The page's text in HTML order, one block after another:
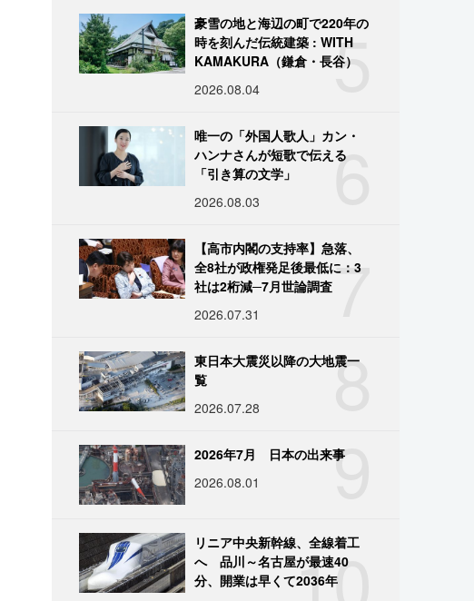
5
豪雪の地と海辺の町で220年の
時を刻んだ伝統建築 : WITH
KAMAKURA（鎌倉・長谷）
2026.08.04
6
唯一の「外国人歌人」カン・
ハンナさんが短歌で伝える
「引き算の文学」
2026.08.03
7
【高市内閣の支持率】急落、
全8社が政権発足後最低に：3
社は2桁減─7月世論調査
2026.07.31
8
東日本大震災以降の大地震一
覧
2026.07.28
9
2026年7月 日本の出来事
2026.08.01
10
リニア中央新幹線、全線着工
へ 品川～名古屋が最速40
分、開業は早くて2036年